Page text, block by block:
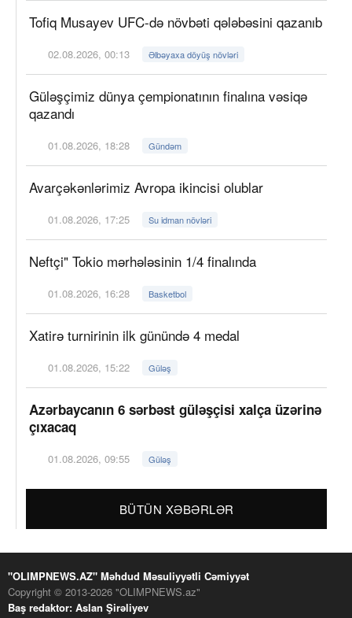
Tofiq Musayev UFC-də növbəti qələbəsini qazanıb
02.08.2026, 00:13 Əlbəyaxa döyüş növləri
Güləşçimiz dünya çempionatının finalına vəsiqə
qazandı
01.08.2026, 18:28 Gündəm
Avarçəkənlərimiz Avropa ikincisi olublar
01.08.2026, 17:25 Su idman növləri
Neftçi" Tokio mərhələsinin 1/4 finalında
01.08.2026, 16:28 Basketbol
Xatirə turnirinin ilk günündə 4 medal
01.08.2026, 15:22 Güləş
Azərbaycanın 6 sərbəst güləşçisi xalça üzərinə
çıxacaq
01.08.2026, 09:55 Güləş
BÜTÜN XƏBƏRLƏR
"OLIMPNEWS.AZ" Məhdud Məsuliyyətli Cəmiyyət
Copyright © 2013-2026 "OLIMPNEWS.az"
Baş redaktor: Aslan Şirəliyev